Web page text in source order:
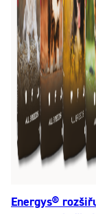
Energys®